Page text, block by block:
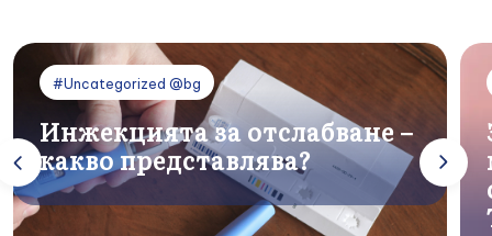
#Uncategorized @bg
Инжекцията за отслабване –
какво представлява?